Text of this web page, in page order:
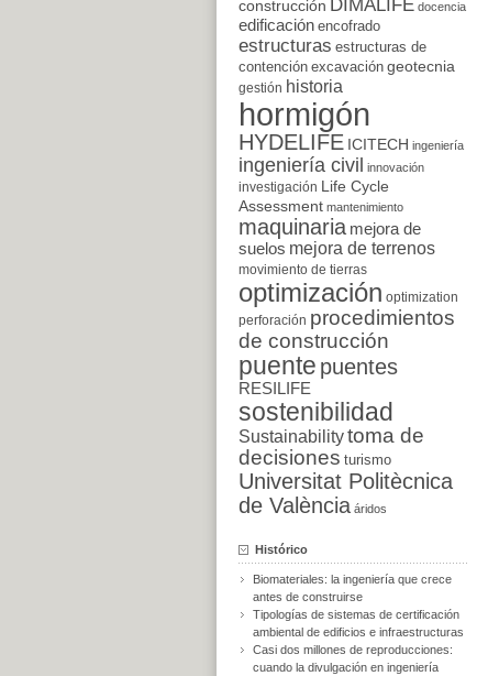
construcción DIMALIFE docencia
edificación encofrado
estructuras estructuras de
contención excavación geotecnia
gestión historia
hormigón
HYDELIFE ICITECH ingeniería
ingeniería civil innovación
investigación
Life Cycle
Assessment mantenimiento
maquinaria mejora de
suelos mejora de terrenos
movimiento de tierras
optimización optimization
perforación procedimientos
de construcción
puente puentes
RESILIFE
sostenibilidad
Sustainabilitytoma de
decisiones turismo
Universitat Politècnica
de València áridos
Histórico
Biomateriales: la ingeniería que crece
antes de construirse
Tipologías de sistemas de certificación
ambiental de edificios e infraestructuras
Casi dos millones de reproducciones:
cuando la divulgación en ingeniería